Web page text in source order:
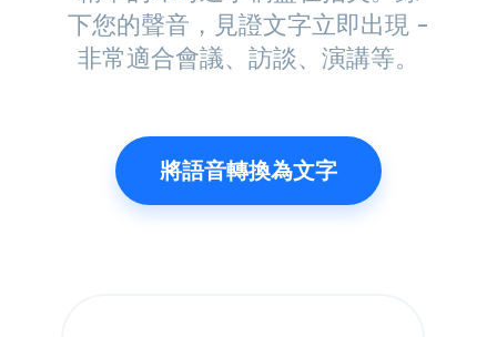
下您的聲音，見證文字立即出現 -
非常適合會議、訪談、演講等。
將語音轉換為文字